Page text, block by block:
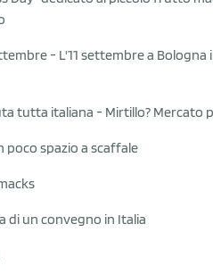
- L'11 settembre a Bologna
tutta italiana - Mirtillo? Mercato
poco spazio a scaffale
di un convegno in Italia